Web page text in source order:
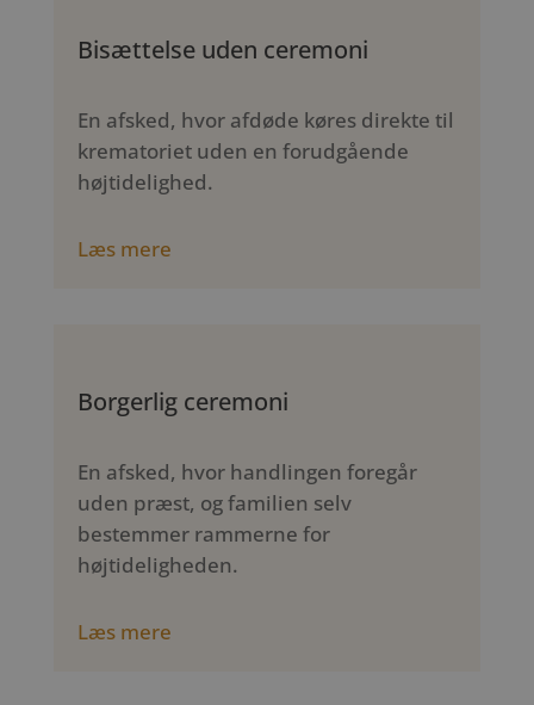
Bisættelse uden ceremoni
En afsked, hvor afdøde køres direkte til
krematoriet uden en forudgående
højtidelighed.
Læs mere
Borgerlig ceremoni
En afsked, hvor handlingen foregår
uden præst, og familien selv
bestemmer rammerne for
højtideligheden.
Læs mere